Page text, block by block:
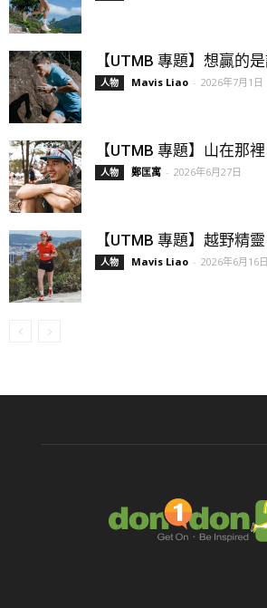
【UTMB 專題】想贏的
人物 Mavis Liao - 2026年7月1日
【UTMB 專題】山在那
人物 鄭匡寓 - 2026年6月27日
【UTMB 專題】越野精
人物 Mavis Liao - 2026年6月16日